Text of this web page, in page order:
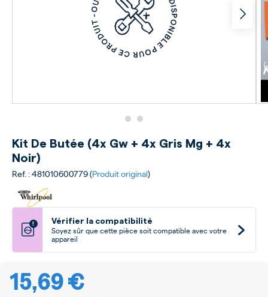
Kit De Butée (4x Gw + 4x Gris Mg + 4x
Noir)
Ref. : 481010600779 (Produit original)
! Vérifier la compatibilité
Soyez sûr que cette pièce soit compatible avec votre
appareil
15,69 €